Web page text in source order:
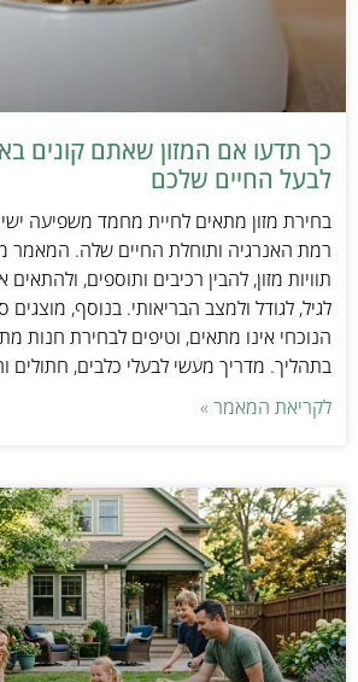
כך תדעו אם המזון שאתם קונים
לבעל החיים שלכם
בחירת מזון מתאים לחיית מחמד משפיעה
רמת האנרגיה ותוחלת החיים שלה. המאמר
תוויות מזון, להבין רכיבים ותוספים,
לגיל, לגודל ולמצב הבריאותי. בנוסף, מוצגים
הנוכחי אינו מתאים, וטיפים לבחירת חנות
בתהליך. מדריך מעשי לבעלי כלבים, חתולים
לקריאת המאמר »